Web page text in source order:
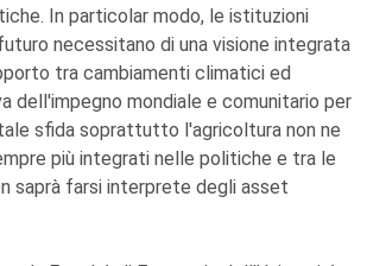
In particolar modo, le istituzioni
necessitano di una visione integrata
tra cambiamenti climatici ed
dell'impegno mondiale e comunitario per
sfida soprattutto l'agricoltura non ne
più integrati nelle politiche e tra le
saprà farsi interprete degli asset